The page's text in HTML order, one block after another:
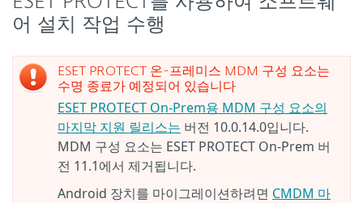
어 설치 작업 수행
ESET PROTECT 온-프레미스 MDM 구성 요소는
수명 종료가 예정되어 있습니다
ESET PROTECT On-Prem용 MDM 구성 요소의
마지막 지원 릴리스는 버전 10.0.14.0입니다.
MDM 구성 요소는 ESET PROTECT On-Prem 버
전 11.1에서 제거됩니다.
Android 장치를 마이그레이션하려면 CMDM 마